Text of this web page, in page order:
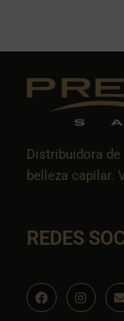
Distribuidora
belleza capilar.
REDES
F
a
c
I
n
s